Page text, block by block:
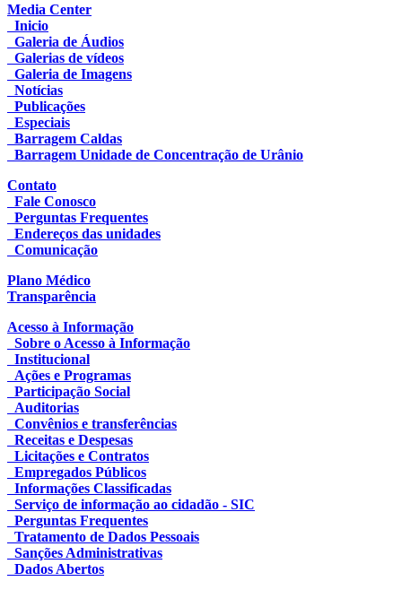
Media Center
Inicio
Galeria de Áudios
Galerias de vídeos
Galeria de Imagens
Notícias
Publicações
Especiais
Barragem Caldas
Barragem Unidade de Concentração de Urânio
Contato
Fale Conosco
Perguntas Frequentes
Endereços das unidades
Comunicação
Plano Médico
Transparência
Acesso à Informação
Sobre o Acesso à Informação
Institucional
Ações e Programas
Participação Social
Auditorias
Convênios e transferências
Receitas e Despesas
Licitações e Contratos
Empregados Públicos
Informações Classificadas
Serviço de informação ao cidadão - SIC
Perguntas Frequentes
Tratamento de Dados Pessoais
Sanções Administrativas
Dados Abertos